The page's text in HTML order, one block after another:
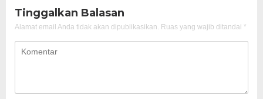
Tinggalkan Balasan
Alamat email Anda tidak akan dipublikasikan. Ruas yang wajib ditandai *